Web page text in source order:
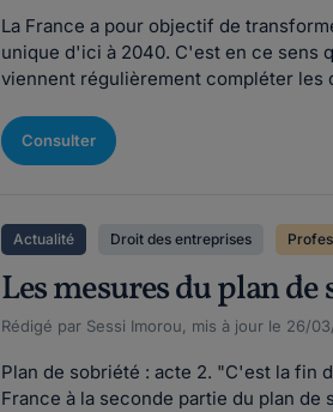
La France a pour objectif de
unique d'ici à 2040. C'est en ce sens
viennent régulièrement compléter les
Consulter
Actualité Droit des entreprises
Les mesures du plan
Rédigé par Sessi Imorou, mis à jour le 26/
Plan de sobriété : acte 2. "C'est la fin
France à la seconde partie du plan de